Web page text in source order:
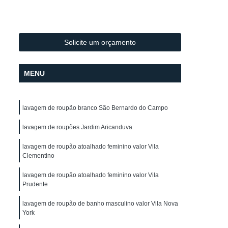
Lavagem de Toalha para Salão de Cabeleireiro
de Uniforme
Lavagem de Uniforme de Trabalho
de Uniforme Grande São Paulo
Lavagem de Uniforme São Paulo
Aluguel de Capa de Corte de Cabelo
Locação de Capa de Barbeiro
Locação de Capa de Barbeiro São Paulo
Solicite um orçamento
MENU
lavagem de roupão branco São Bernardo do Campo
lavagem de roupões Jardim Aricanduva
lavagem de roupão atoalhado feminino valor Vila
Clementino
lavagem de roupão atoalhado feminino valor Vila
Prudente
lavagem de roupão de banho masculino valor Vila Nova
York